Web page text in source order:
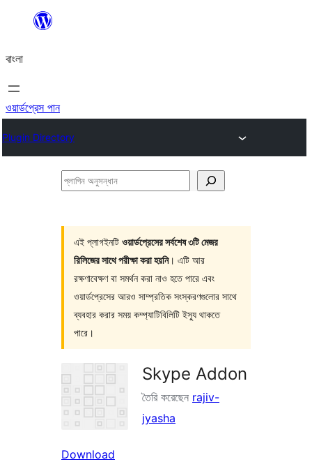
যান
বাংলা
ওয়ার্ডপ্রেস পান
Plugin Directory
প্লাগিন
এই প্লাগইনটি ওয়ার্ডপ্রেসের সর্বশেষ ৩টি মেজর
রিলিজের সাথে পরীক্ষা করা হয়নি। এটি আর
রক্ষণাবেক্ষণ বা সমর্থন করা নাও হতে পারে এবং
ওয়ার্ডপ্রেসের আরও সাম্প্রতিক সংস্করণগুলোর সাথে
ব্যবহার করার সময় কম্প্যাটিবিলিটি ইস্যু থাকতে
পারে।
Skype Addon
তৈরি করেছেন rajiv-
jyasha
Download